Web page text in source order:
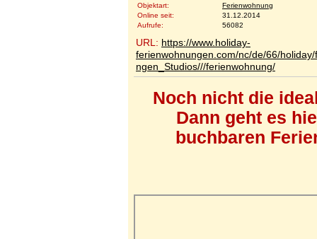
Objektart:
Ferienwohnung
Online seit:
31.12.2014
Aufrufe:
56082
URL: https://www.holiday-
ferienwohnungen.com/nc/de/66/
ngen_Studios///ferienwohnung/
Noch nicht die
Dann geht es
buchbaren